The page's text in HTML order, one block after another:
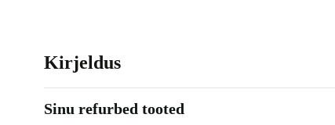
Kirjeldus
Sinu refurbed tooted